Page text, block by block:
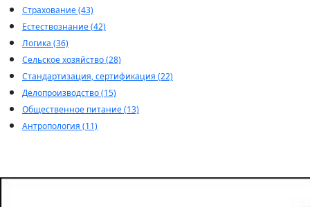
Страхование (43)
Естествознание (42)
Логика (36)
Сельское хозяйство (28)
Стандартизация, сертификация (22)
Делопроизводство (15)
Общественное питание (13)
Антропология (11)